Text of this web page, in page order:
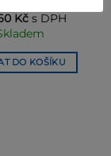
Kč s DPH
DO KOŠÍKU